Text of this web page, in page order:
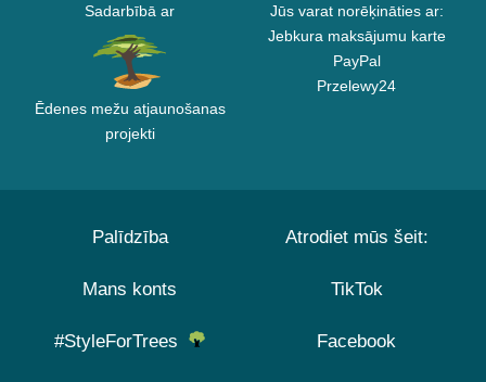
Sadarbībā ar
Ēdenes mežu atjaunošanas
projekti
Jūs varat norēķināties ar:
Jebkura maksājumu karte
PayPal
Przelewy24
Palīdzība
Mans konts
#StyleForTrees
Atrodiet mūs šeit:
TikTok
Facebook